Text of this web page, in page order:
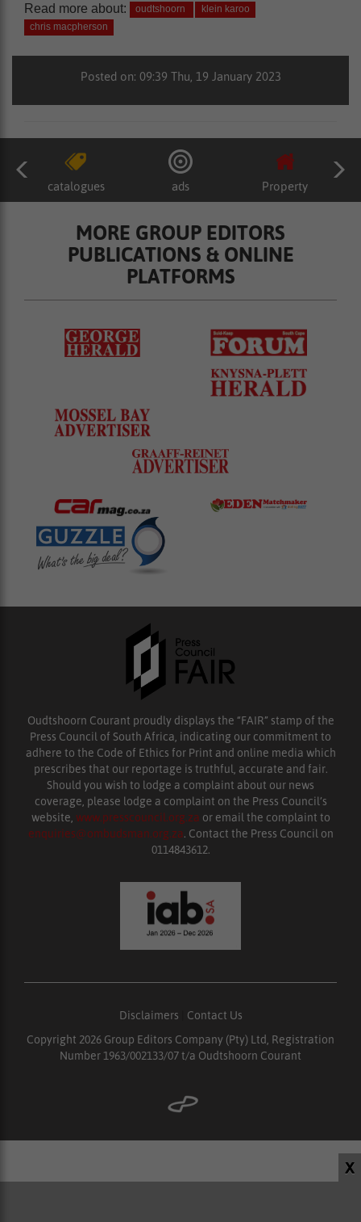
X
Read more about: oudtshoorn
klein karoo
chris macpherson
Posted on: 09:39 Thu, 19 January 2023
catalogues ads Property
MORE GROUP EDITORS
PUBLICATIONS & ONLINE
PLATFORMS
Oudtshoorn Courant proudly displays the “FAIR” stamp of the
Press Council of South Africa, indicating our commitment to
adhere to the Code of Ethics for Print and online media which
prescribes that our reportage is truthful, accurate and fair.
Should you wish to lodge a complaint about our news
coverage, please lodge a complaint on the Press Council’s
website, www.presscouncil.org.za or email the complaint to
enquiries@ombudsman.org.za. Contact the Press Council on
0114843612.
Disclaimers
Contact Us
Copyright 2026 Group Editors Company (Pty) Ltd, Registration
Number 1963/002133/07 t/a Oudtshoorn Courant